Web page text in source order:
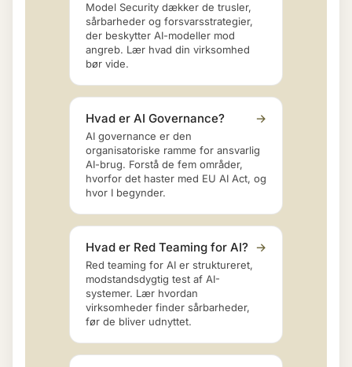
Model Security dækker de trusler,
sårbarheder og forsvarsstrategier,
der beskytter AI-modeller mod
angreb. Lær hvad din virksomhed
bør vide.
Hvad er AI Governance? →
AI governance er den
organisatoriske ramme for ansvarlig
AI-brug. Forstå de fem områder,
hvorfor det haster med EU AI Act, og
hvor I begynder.
Hvad er Red Teaming for AI? →
Red teaming for AI er struktureret,
modstandsdygtig test af AI-
systemer. Lær hvordan
virksomheder finder sårbarheder,
før de bliver udnyttet.